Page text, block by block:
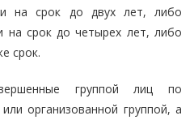
на срок до двух лет, либо
на срок до четырех лет, либо
срок.
группой лиц по
организованной группой, а